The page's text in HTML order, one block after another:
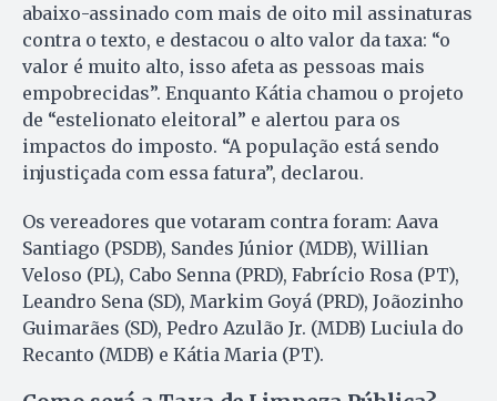
abaixo-assinado com mais de oito mil assinaturas
contra o texto, e destacou o alto valor da taxa: “o
valor é muito alto, isso afeta as pessoas mais
empobrecidas”. Enquanto Kátia chamou o projeto
de “estelionato eleitoral” e alertou para os
impactos do imposto. “A população está sendo
injustiçada com essa fatura”, declarou.
Os vereadores que votaram contra foram: Aava
Santiago (PSDB), Sandes Júnior (MDB), Willian
Veloso (PL), Cabo Senna (PRD), Fabrício Rosa (PT),
Leandro Sena (SD), Markim Goyá (PRD), Joãozinho
Guimarães (SD), Pedro Azulão Jr. (MDB) Luciula do
Recanto (MDB) e Kátia Maria (PT).